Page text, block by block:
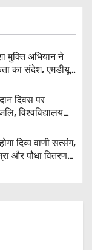
मुक्ति अभियान ने
का संदेश, एमडीयू
लिया संकल्प
दिवस पर
विश्वविद्यालय
करने की उठी
दिव्य वाणी सत्संग,
और पौधा वितरण